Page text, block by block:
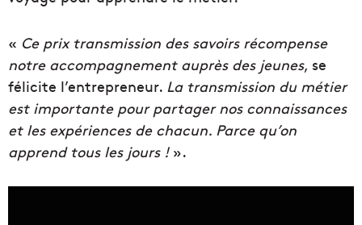
« Ce prix transmission des savoirs récompense
notre accompagnement auprès des jeunes, se
félicite l’entrepreneur. La transmission du métier
est importante pour partager nos connaissances
et les expériences de chacun. Parce qu’on
apprend tous les jours !».